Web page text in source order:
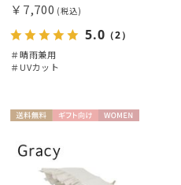
￥7,700 (税込)
5.0 （2）
＃晴雨兼用
＃UVカット
料
向け